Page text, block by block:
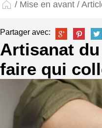
/ Mise en avant /
Partager avec:
Artisanat
faire qui